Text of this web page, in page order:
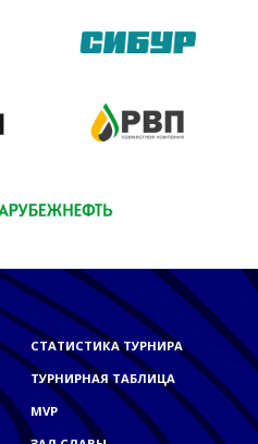
СТАТИСТИКА ТУРНИРА
ТУРНИРНАЯ ТАБЛИЦА
MVP